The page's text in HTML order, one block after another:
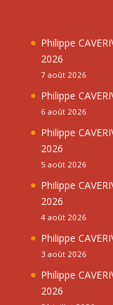
Philippe
2026
7 août 2026
Philippe
6 août 2026
Philippe
2026
5 août 2026
Philippe
2026
4 août 2026
Philippe
3 août 2026
Philippe
2026